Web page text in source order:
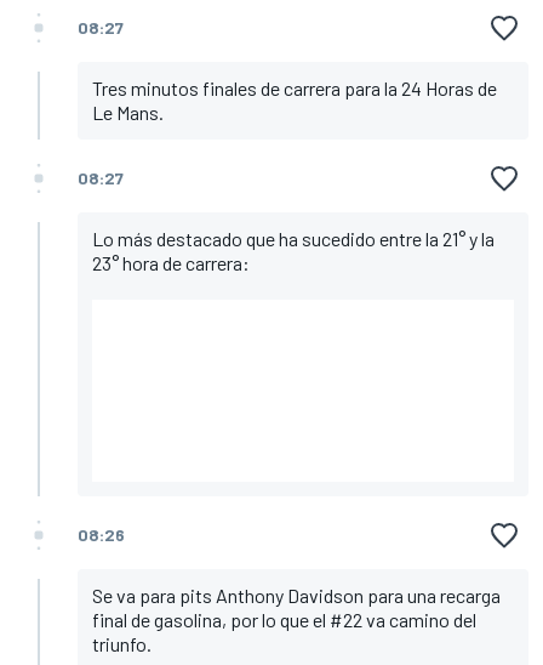
08:27
Tres minutos finales de carrera para la 24 Horas de
Le Mans.
08:27
Lo más destacado que ha sucedido entre la 21° y la
23° hora de carrera:
08:26
Se va para pits Anthony Davidson para una recarga
final de gasolina, por lo que el #22 va camino del
triunfo.